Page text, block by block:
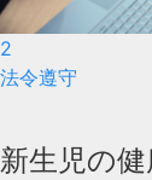
2
法令遵守
新生児の